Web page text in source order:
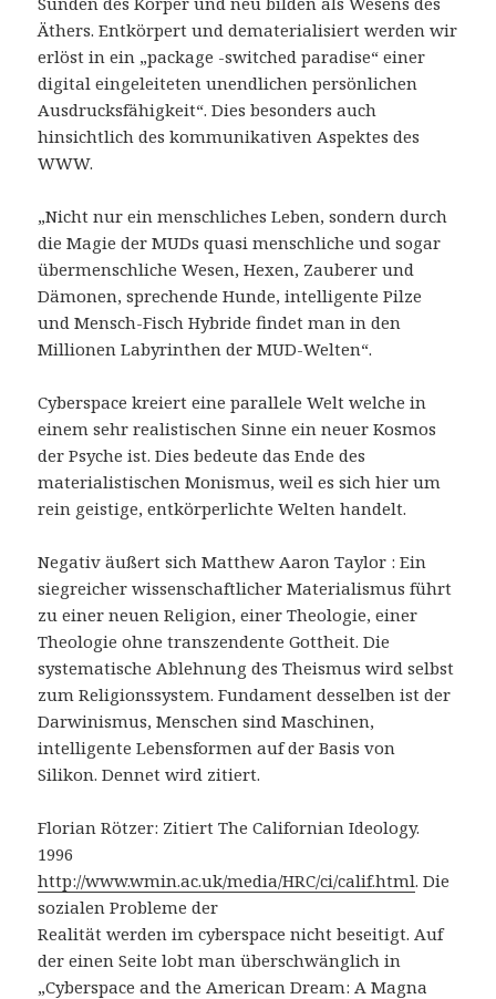
Äthers. Entkörpert und dematerialisiert werden wir
erlöst in ein „package -switched paradise“ einer
digital eingeleiteten unendlichen persönlichen
Ausdrucksfähigkeit“. Dies besonders auch
hinsichtlich des kommunikativen Aspektes des
WWW.
„Nicht nur ein menschliches Leben, sondern durch
die Magie der MUDs quasi menschliche und sogar
übermenschliche Wesen, Hexen, Zauberer und
Dämonen, sprechende Hunde, intelligente Pilze
und Mensch-Fisch Hybride findet man in den
Millionen Labyrinthen der MUD-Welten“.
Cyberspace kreiert eine parallele Welt welche in
einem sehr realistischen Sinne ein neuer Kosmos
der Psyche ist. Dies bedeute das Ende des
materialistischen Monismus, weil es sich hier um
rein geistige, entkörperlichte Welten handelt.
Negativ äußert sich Matthew Aaron Taylor : Ein
siegreicher wissenschaftlicher Materialismus führt
zu einer neuen Religion, einer Theologie, einer
Theologie ohne transzendente Gottheit. Die
systematische Ablehnung des Theismus wird selbst
zum Religionssystem. Fundament desselben ist der
Darwinismus, Menschen sind Maschinen,
intelligente Lebensformen auf der Basis von
Silikon. Dennet wird zitiert.
Florian Rötzer: Zitiert The Californian Ideology.
1996
http://www.wmin.ac.uk/media/HRC/ci/calif.html. Die
sozialen Probleme der
Realität werden im cyberspace nicht beseitigt. Auf
der einen Seite lobt man überschwänglich in
„Cyberspace and the American Dream: A Magna